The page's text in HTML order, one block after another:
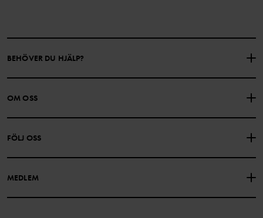
BEHÖVER DU HJÄLP?
KONTAKTA OSS
PRESENTKORTSALDO KÖPVILLKOR
INTEGRITETSPOLICY
OM OSS
FÖLJ OSS
MEDLEM